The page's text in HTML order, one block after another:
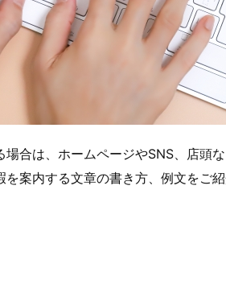
合は、ホームページやSNS、店頭
案内する文章の書き方、例文をご紹